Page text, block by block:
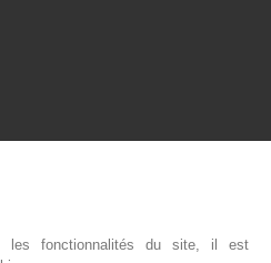
les fonctionnalités du site, il est